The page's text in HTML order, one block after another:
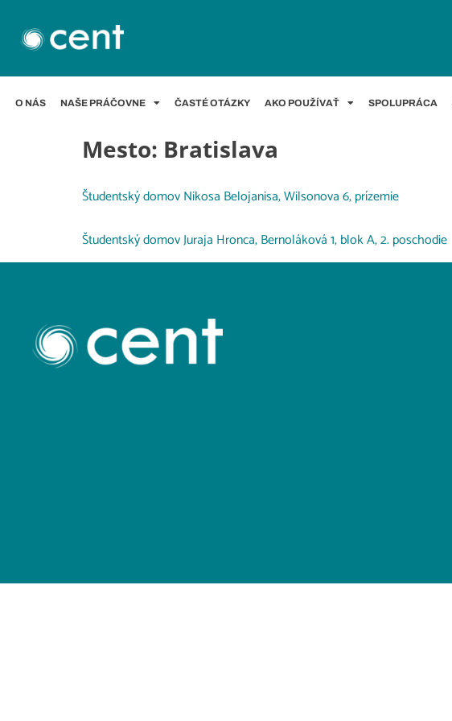
O NÁS NAŠE PRÁČOVNE ČASTÉ OTÁZKY AKO POUŽÍVAŤ SPOLUPRÁCA
Mesto: Bratislava
Študentský domov Nikosa Belojanisa, Wilsonova 6, prízemie
Študentský domov Juraja Hronca, Bernoláková 1, blok A, 2. poschodie